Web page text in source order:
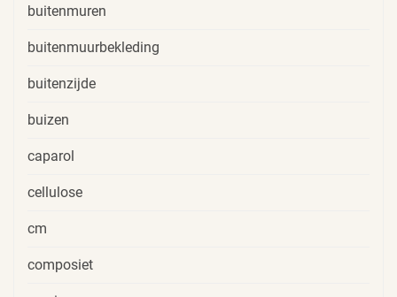
buitenmuren
buitenmuurbekleding
buitenzijde
buizen
caparol
cellulose
cm
composiet